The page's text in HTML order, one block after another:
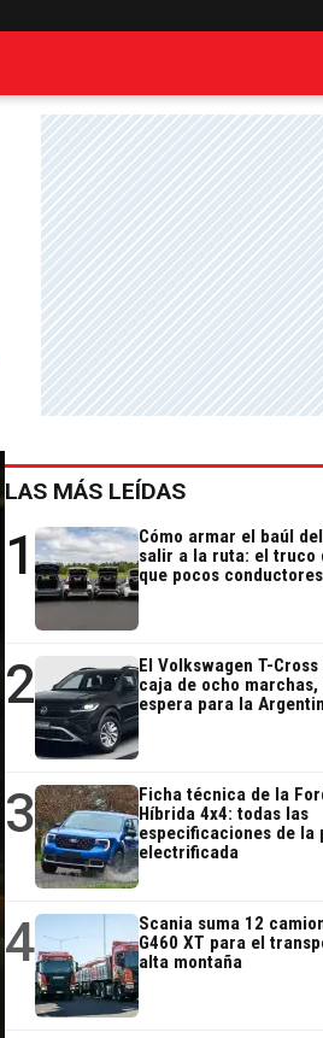
LAS MÁS LEÍDAS
1
Cómo armar el baúl
salir a la ruta: el truco
que pocos
2
El Volkswagen T-
caja de ocho marchas,
espera para la
3
Ficha técnica de la
Híbrida 4x4: todas las
especificaciones de la
electrificada
4
Scania suma 12
G460 XT para el
alta montaña